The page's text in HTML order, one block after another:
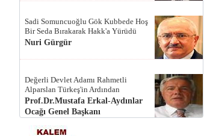
Sadi Somuncuoğlu Gök Kubbede Hoş
Bir Seda Bırakarak Hakk'a Yürüdü
Nuri Gürgür
Değerli Devlet Adamı Rahmetli
Alparslan Türkeş'in Ardından
Prof.Dr.Mustafa Erkal-Aydınlar
Ocağı Genel Başkanı